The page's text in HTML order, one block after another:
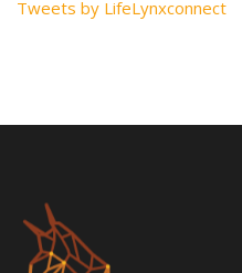
Tweets by LifeLynxconnect